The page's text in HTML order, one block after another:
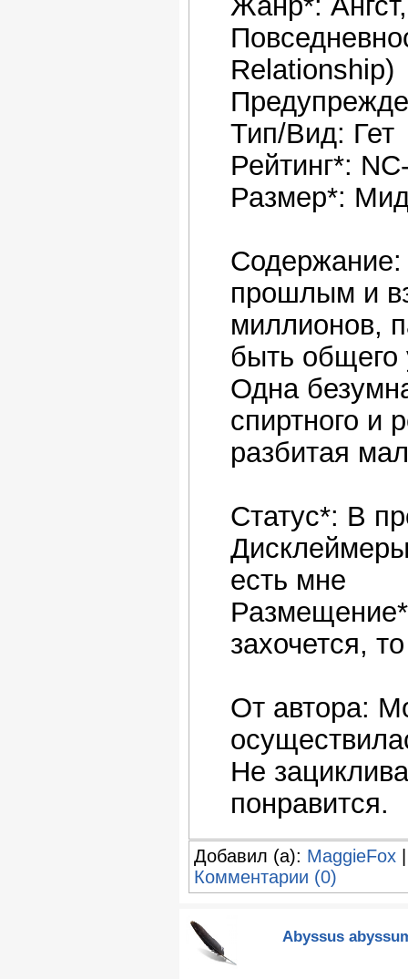
Relationship)
Тип/Вид: Гет
Рейтинг*:
Размер*:
прошлым и
миллионов,
быть общего
Одна
спиртного и
разбитая
Статус*: В
есть мне
захочется,
От автора:
Не
понравится.
Добавил (а): MaggieFox
Комментарии (0)
Abyssus